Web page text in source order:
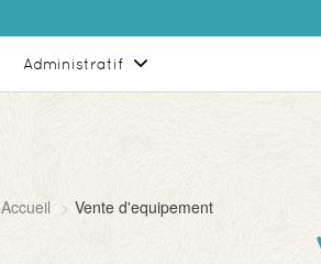
Administratif
Accueil Vente d'equipement